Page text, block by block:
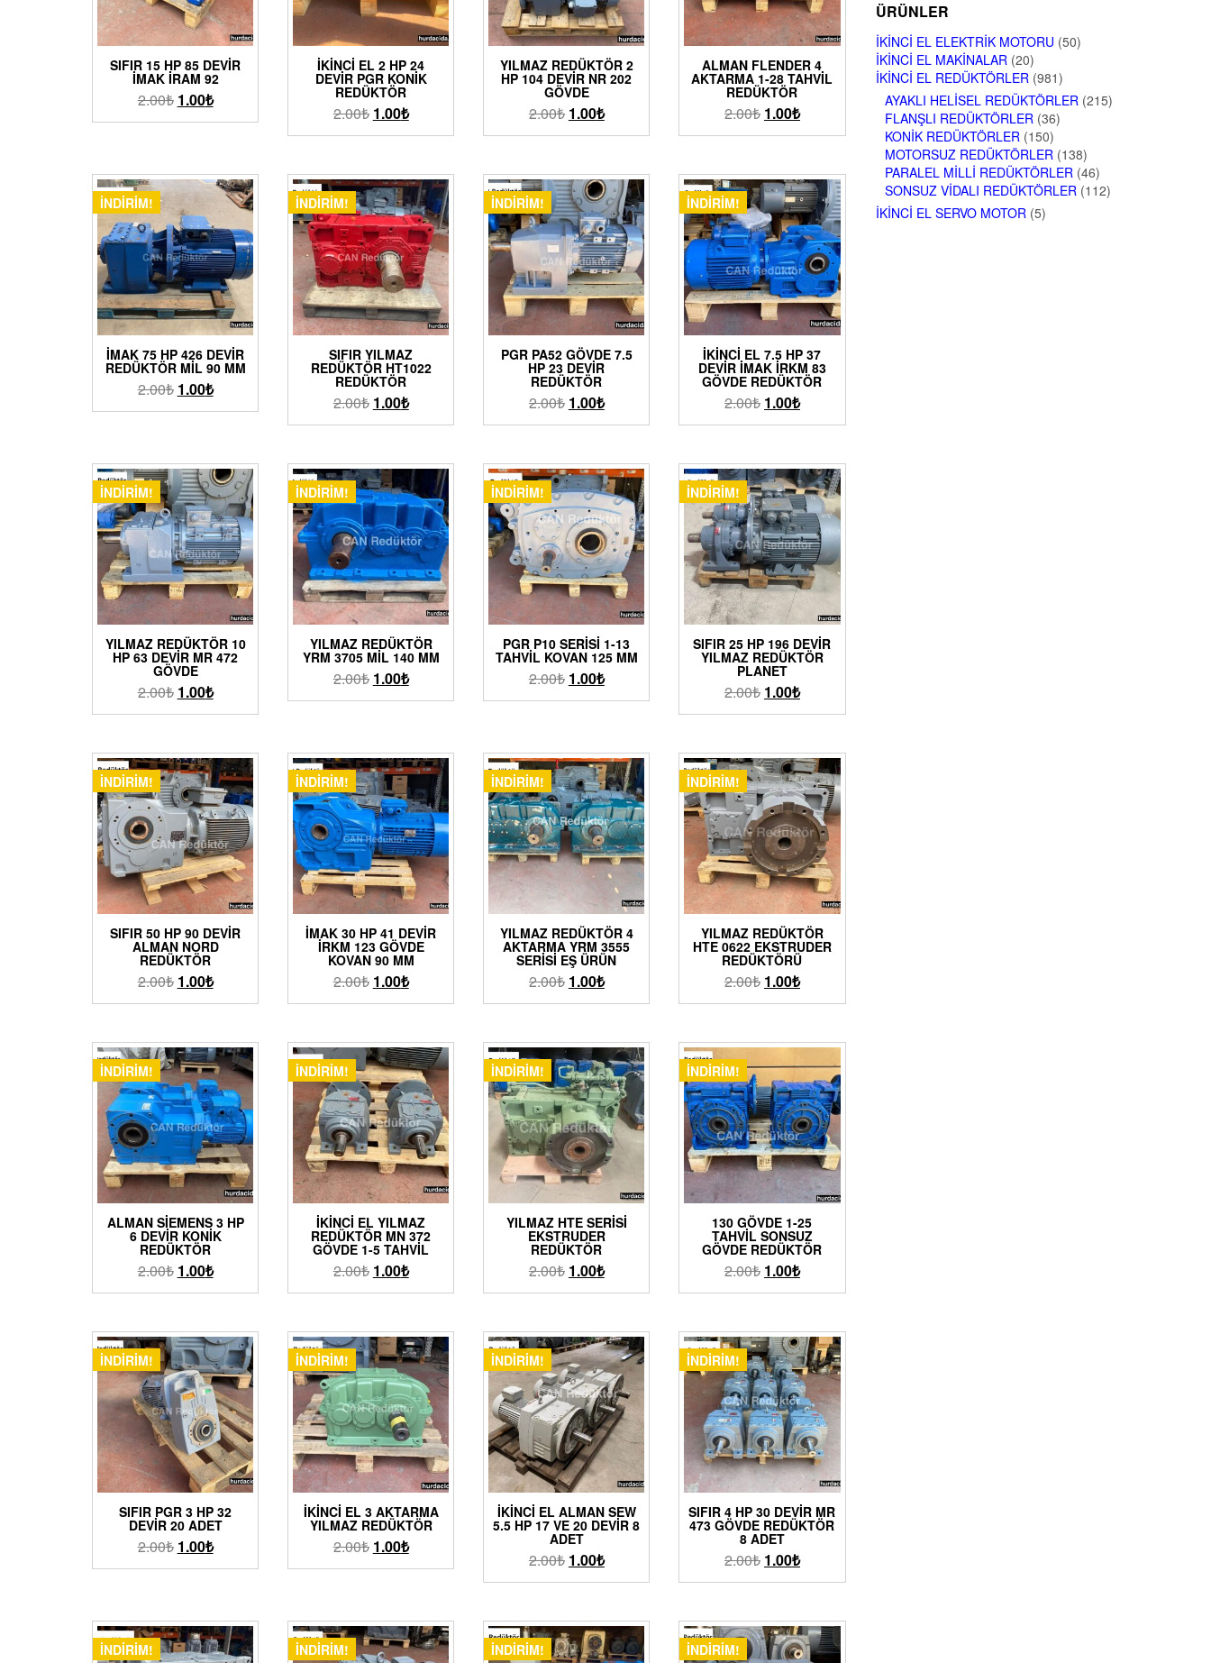
SIFIR 15 HP 85 DEVIR
İMAK İRAM 92
2.00₺ 1.00₺
İKINCI EL 2 HP 24
DEVIR PGR KONIK
REDÜKTÖR
2.00₺ 1.00₺
YILMAZ REDÜKTÖR 2
HP 104 DEVIR NR 202
GÖVDE
2.00₺ 1.00₺
ALMAN FLENDER 4
AKTARMA 1-28 TAHVIL
REDÜKTÖR
2.00₺ 1.00₺
İNDIRIM!
İMAK 75 HP 426 DEVIR
REDÜKTÖR MIL 90 MM
2.00₺ 1.00₺
İNDIRIM!
SIFIR YILMAZ
REDÜKTÖR HT1022
REDÜKTÖR
2.00₺ 1.00₺
İNDIRIM!
PGR PA52 GÖVDE 7.5
HP 23 DEVIR
REDÜKTÖR
2.00₺ 1.00₺
İNDIRIM!
İKINCI EL 7.5 HP 37
DEVIR İMAK İRKM 83
GÖVDE REDÜKTÖR
2.00₺ 1.00₺
İNDIRIM!
YILMAZ REDÜKTÖR 10
HP 63 DEVIR MR 472
GÖVDE
2.00₺ 1.00₺
İNDIRIM!
YILMAZ REDÜKTÖR
YRM 3705 MIL 140 MM
2.00₺ 1.00₺
İNDIRIM!
PGR P10 SERISI 1-13
TAHVIL KOVAN 125 MM
2.00₺ 1.00₺
İNDIRIM!
SIFIR 25 HP 196 DEVIR
YILMAZ REDÜKTÖR
PLANET
2.00₺ 1.00₺
İNDIRIM!
SIFIR 50 HP 90 DEVIR
ALMAN NORD
REDÜKTÖR
2.00₺ 1.00₺
İNDIRIM!
İMAK 30 HP 41 DEVIR
İRKM 123 GÖVDE
KOVAN 90 MM
2.00₺ 1.00₺
İNDIRIM!
YILMAZ REDÜKTÖR 4
AKTARMA YRM 3555
SERISI EŞ ÜRÜN
2.00₺ 1.00₺
İNDIRIM!
YILMAZ REDÜKTÖR
HTE 0622 EKSTRUDER
REDÜKTÖRÜ
2.00₺ 1.00₺
İNDIRIM!
ALMAN SIEMENS 3 HP
6 DEVIR KONIK
REDÜKTÖR
2.00₺ 1.00₺
İNDIRIM!
İKINCI EL YILMAZ
REDÜKTÖR MN 372
GÖVDE 1-5 TAHVIL
2.00₺ 1.00₺
İNDIRIM!
YILMAZ HTE SERISI
EKSTRUDER
REDÜKTÖR
2.00₺ 1.00₺
İNDIRIM!
130 GÖVDE 1-25
TAHVIL SONSUZ
GÖVDE REDÜKTÖR
2.00₺ 1.00₺
İNDIRIM!
SIFIR PGR 3 HP 32
DEVIR 20 ADET
2.00₺ 1.00₺
İNDIRIM!
İKINCI EL 3 AKTARMA
YILMAZ REDÜKTÖR
2.00₺ 1.00₺
İNDIRIM!
İKINCI EL ALMAN SEW
5.5 HP 17 VE 20 DEVIR 8
ADET
2.00₺ 1.00₺
İNDIRIM!
SIFIR 4 HP 30 DEVIR MR
473 GÖVDE REDÜKTÖR
8 ADET
2.00₺ 1.00₺
İNDIRIM! İNDIRIM! İNDIRIM! İNDIRIM!
ÜRÜNLER
İKINCI EL ELEKTRIK MOTORU (50)
İKINCI EL MAKINALAR (20)
İKINCI EL REDÜKTÖRLER (981)
AYAKLI HELISEL REDÜKTÖRLER (215)
FLANŞLI REDÜKTÖRLER (36)
KONIK REDÜKTÖRLER (150)
MOTORSUZ REDÜKTÖRLER (138)
PARALEL MILLI REDÜKTÖRLER (46)
SONSUZ VIDALI REDÜKTÖRLER (112)
İKINCI EL SERVO MOTOR (5)